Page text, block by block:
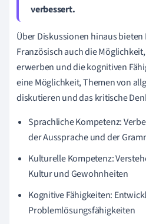
verbessert.
Über Diskussionen hinaus
Französisch auch die
erwerben und die kognitiven
eine Möglichkeit, Themen von
diskutieren und das kritische
Sprachliche Kompetenz:
der Aussprache und der
Kulturelle Kompetenz:
Kultur und Gewohnheiten
Kognitive Fähigkeiten:
Problemlösungsfähigkeiten